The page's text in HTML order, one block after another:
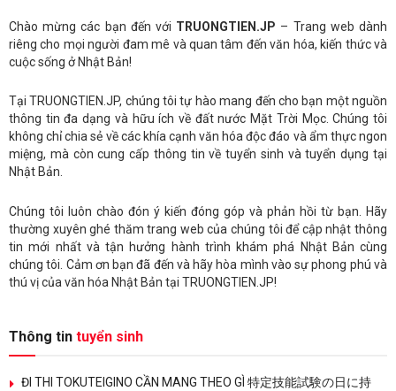
Chào mừng các bạn đến với TRUONGTIEN.JP – Trang web dành
riêng cho mọi người đam mê và quan tâm đến văn hóa, kiến thức và
cuộc sống ở Nhật Bản!
Tại TRUONGTIEN.JP, chúng tôi tự hào mang đến cho bạn một nguồn
thông tin đa dạng và hữu ích về đất nước Mặt Trời Mọc. Chúng tôi
không chỉ chia sẻ về các khía cạnh văn hóa độc đáo và ẩm thực ngon
miệng, mà còn cung cấp thông tin về tuyển sinh và tuyển dụng tại
Nhật Bản.
Chúng tôi luôn chào đón ý kiến đóng góp và phản hồi từ bạn. Hãy
thường xuyên ghé thăm trang web của chúng tôi để cập nhật thông
tin mới nhất và tận hưởng hành trình khám phá Nhật Bản cùng
chúng tôi. Cảm ơn bạn đã đến và hãy hòa mình vào sự phong phú và
thú vị của văn hóa Nhật Bản tại TRUONGTIEN.JP!
Thông tin tuyển sinh
ĐI THI TOKUTEIGINO CẦN MANG THEO GÌ 特定技能試験の日に持